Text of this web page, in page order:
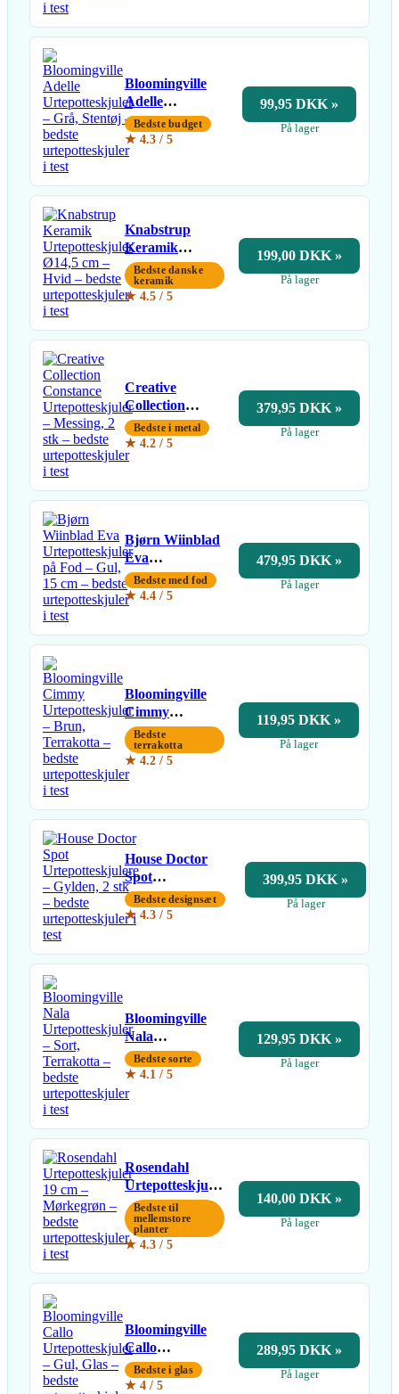
Bloomingville
Adelle
Urtepotteskjuler
– Grå, Stentøj
Bedste budget
★ 4.3 / 5
99,95 DKK »
På lager
Knabstrup
Keramik
Urtepotteskjuler
Ø14,5 cm –
Hvid
Bedste danske
keramik
★ 4.5 / 5
199,00 DKK »
På lager
Creative
Collection
Constance
Urtepotteskjuler
– Messing, 2 stk
Bedste i metal
★ 4.2 / 5
379,95 DKK »
På lager
Bjørn Wiinblad
Eva
Urtepotteskjuler
på Fod – Gul,
15 cm
Bedste med fod
★ 4.4 / 5
479,95 DKK »
På lager
Bloomingville
Cimmy
Urtepotteskjuler
– Brun,
Terrakotta
Bedste
terrakotta
★ 4.2 / 5
119,95 DKK »
På lager
House Doctor
Spot
Urtepotteskjulere
– Gylden, 2 stk
Bedste designsæt
★ 4.3 / 5
399,95 DKK »
På lager
Bloomingville
Nala
Urtepotteskjuler
– Sort,
Terrakotta
Bedste sorte
★ 4.1 / 5
129,95 DKK »
På lager
Rosendahl
Urtepotteskjuler
19 cm –
Mørkegrøn
Bedste til
mellemstore
planter
★ 4.3 / 5
140,00 DKK »
På lager
Bloomingville
Callo
Urtepotteskjuler
– Gul, Glas
Bedste i glas
★ 4 / 5
289,95 DKK »
På lager